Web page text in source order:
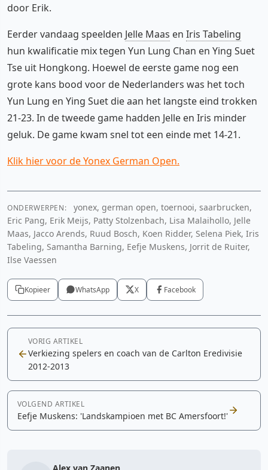
door Erik.
Eerder vandaag speelden Jelle Maas en Iris Tabeling
hun kwalificatie mix tegen Yun Lung Chan en Ying Suet
Tse uit Hongkong. Hoewel de eerste game nog een
grote kans bood voor de Nederlanders was het toch
Yun Lung en Ying Suet die aan het langste eind trokken
21-23. In de tweede game hadden Jelle en Iris minder
geluk. De game kwam snel tot een einde met 14-21.
Klik hier voor de Yonex German Open.
ONDERWERPEN:
yonex, german open, toernooi, saarbrucken,
Eric Pang, Erik Meijs, Patty Stolzenbach, Lisa Malaihollo, Jelle
Maas, Jacco Arends, Ruud Bosch, Koen Ridder, Selena Piek, Iris
Tabeling, Samantha Barning, Eefje Muskens, Jorrit de Ruiter,
Ilse Vaessen
Kopieer WhatsApp X Facebook
VORIG ARTIKEL
Verkiezing spelers en coach van de Carlton Eredivisie
2012-2013
VOLGEND ARTIKEL
Eefje Muskens: 'Landskampioen met BC Amersfoort!'
Alex van Zaanen